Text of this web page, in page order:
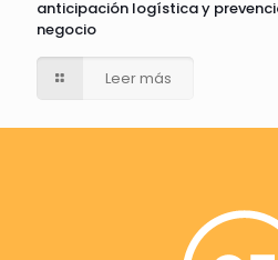
anticipación logística y
negocio
Leer más